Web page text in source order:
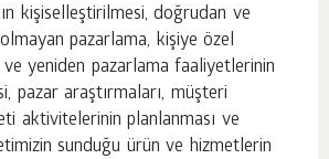
kişiselleştirilmesi, doğrudan ve
pazarlama, kişiye özel
yeniden pazarlama faaliyetlerinin
pazar araştırmaları, müşteri
aktivitelerinin planlanması ve
sunduğu ürün ve hizmetlerin